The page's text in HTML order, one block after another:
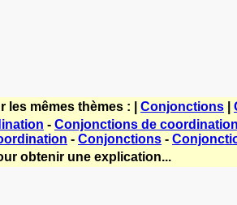
mêmes thèmes : | Conjonctions
- Conjonctions de coordination
- Conjonctions -
obtenir une explication...